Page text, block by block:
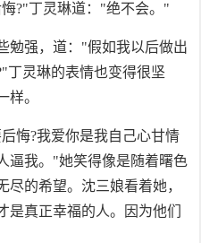
?"丁灵琳道："绝不会。"
勉强，道："假如我以后做出
丁灵琳的表情也变得很坚
样。
悔?我爱你是我自己心甘情
逼我。"她笑得像是随着曙色
的希望。沈三娘看着她，
是真正幸福的人。因为他们